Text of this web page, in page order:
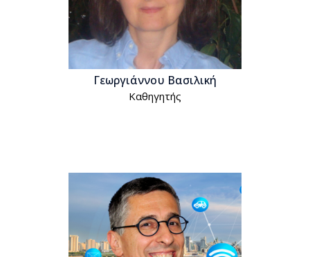
Γεωργιάννου Βασιλική
Kαθηγητής